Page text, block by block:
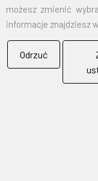
możesz zmienić
informacje znajdziesz
Odrzuć
BIELFLAG